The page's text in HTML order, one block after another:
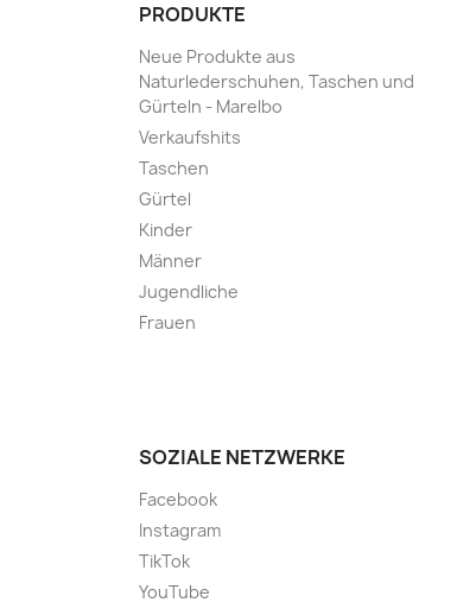
PRODUKTE
Neue Produkte aus
Naturlederschuhen, Taschen und
Gürteln - Marelbo
Verkaufshits
Taschen
Gürtel
Kinder
Männer
Jugendliche
Frauen
SOZIALE NETZWERKE
Facebook
Instagram
TikTok
YouTube